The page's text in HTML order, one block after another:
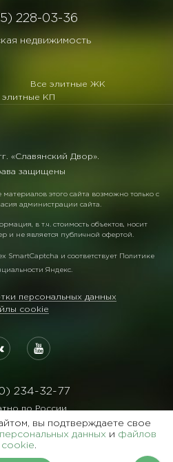
228-03-36
недвижимость
Все элитные ЖК
элитные КП
«Славянский Двор».
защищены
этого сайта возможно только с
администрации сайта.
в т.ч. стоимость объектов, носит
и не является публичной офертой.
SmartCaptcha и соответствует Политике
Яндекс.
персональных данных
cookie
234-32-77
по России
"Славянский Двор"
вы подтверждаете свое
персональных данных и файлов
cookie.